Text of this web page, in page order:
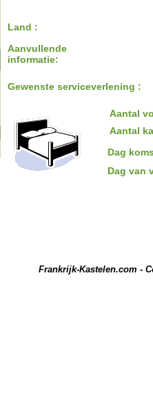
Land :
Aanvullende
informatie:
Gewenste serviceverlening :
Aantal
Aantal
Dag
Dag van
Frankrijk-Kastelen.com -